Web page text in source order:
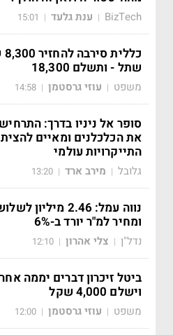
BizTech
| ענת גלעד |
15:01
שתל - ותשלם 18,300
משפט | עוזי גרסטמן |
14:58
סופר אל ניניו בדרך:
את הכלכלנים ומאיים
התייקרויות עולמי
גלובל | מירב ארד |
13:20
נווה עמל: 2.46
ומחיר למ"ר יורד ב-6%
נדל"ן | צלי אהרון |
12:10
ביטל זיכרון דברים יממה
וישלם 4,000 שקל
משפט | עוזי גרסטמן |
12:00